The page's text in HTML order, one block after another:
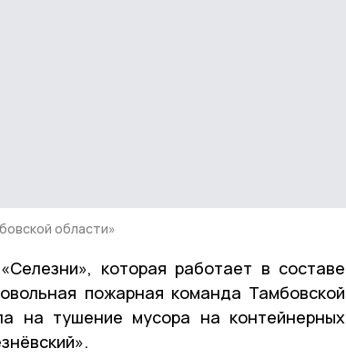
области»
которая работает в составе
пожарная команда Тамбовской
на тушение мусора на контейнерных